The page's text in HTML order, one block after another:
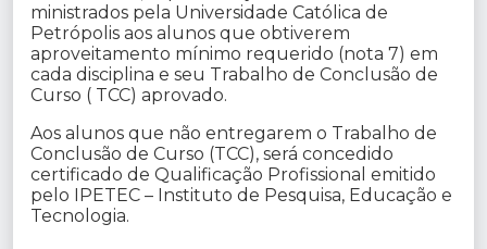
ministrados pela Universidade Católica de
Petrópolis aos alunos que obtiverem
aproveitamento mínimo requerido (nota 7) em
cada disciplina e seu Trabalho de Conclusão de
Curso ( TCC) aprovado.
Aos alunos que não entregarem o Trabalho de
Conclusão de Curso (TCC), será concedido
certificado de Qualificação Profissional emitido
pelo IPETEC – Instituto de Pesquisa, Educação e
Tecnologia.